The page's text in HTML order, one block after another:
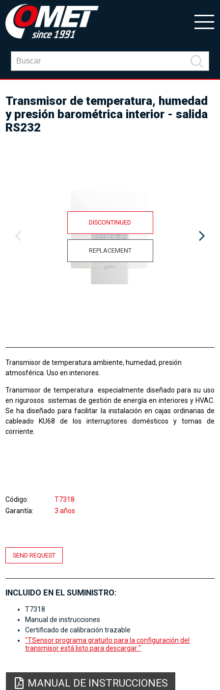
Transmisor de temperatura, humedad
y presión barométrica interior - salida
RS232
DISCONTINUED
REPLACEMENT
Transmisor de temperatura ambiente, humedad, presión
atmosférica. Uso en interiores.
Transmisor de temperatura especialmente diseñado para su uso
en rigurosos sistemas de gestión de energía en interiores y HVAC.
Se ha diseñado para facilitar la instalación en cajas ordinarias de
cableado KU68 de los interruptores domésticos y tomas de
corriente.
Código
T7318
Garantía
3 años
SEND REQUEST
INCLUIDO EN EL SUMINISTRO:
T7318
Manual de instrucciones
Certificado de calibración trazable
"TSensor programa gratuito para la configuración del
transmisor está listo para descargar "
MANUAL DE INSTRUCCIONES